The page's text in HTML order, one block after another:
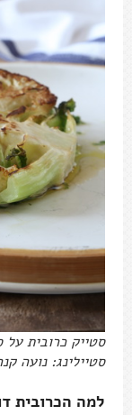
סטייק כרובית
סטיילינג: נועה
למה הכרובית